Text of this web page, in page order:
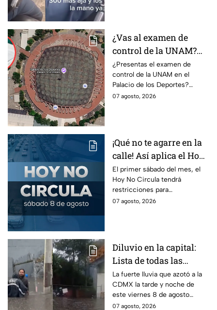
¿Vas al examen de
control de la UNAM?
Así puedes llegar al
Palacio de los Deportes
en Metro, camión y
Metrobús
¿Presentas el examen de
control de la UNAM en el
Palacio de los Deportes?
Consulta cómo llegar en
07 agosto, 2026
¡Qué no te agarre en la
calle! Así aplica el Hoy
No Circula el primer
sábado del mes
El primer sábado del mes, el
Hoy No Circula tendrá
restricciones para
determinados vehículos en la
07 agosto, 2026
Diluvio en la capital:
Lista de todas las
inundaciones en CDMX
HOY viernes 7 de
agosto
La fuerte lluvia que azotó a la
CDMX la tarde y noche de
este viernes 8 de agosto
provocó inundaciones y otras
07 agosto, 2026